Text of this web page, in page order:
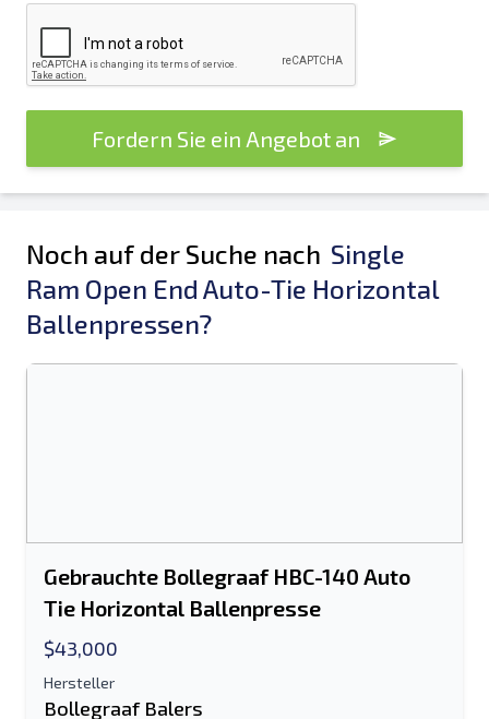
Fordern Sie ein Angebot an
Noch auf der Suche nach Single
Ram Open End Auto-Tie Horizontal
Ballenpressen?
Gebrauchte Bollegraaf HBC-140 Auto
Tie Horizontal Ballenpresse
$43,000
Hersteller
Bollegraaf Balers